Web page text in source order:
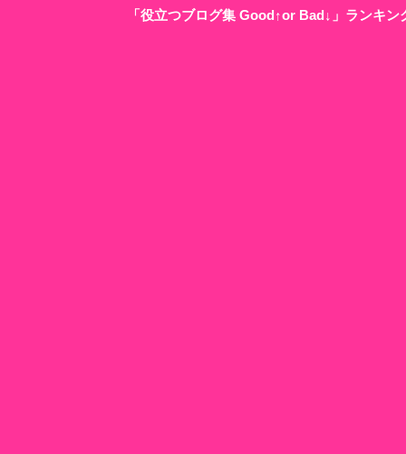
「役立つブログ集 Good↑or Bad↓」ランキ